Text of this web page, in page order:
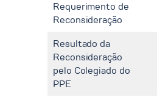
Requerimento de
Reconsideração
Resultado da
Reconsideração
pelo Colegiado do
PPE